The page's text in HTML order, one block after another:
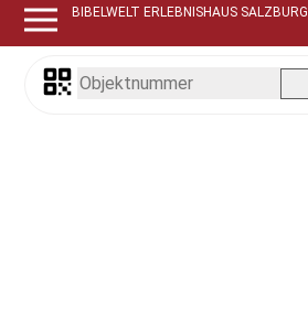
BIBELWELT ERLEBNISHAUS SALZBURG